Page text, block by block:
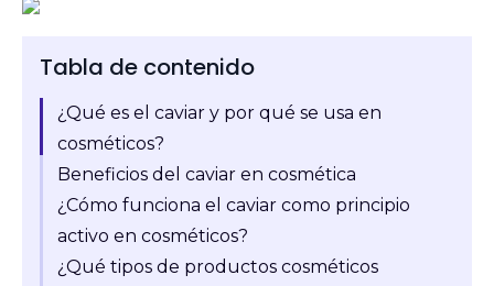
Tabla de contenido
¿Qué es el caviar y por qué se usa en
cosméticos?
Beneficios del caviar en cosmética
¿Cómo funciona el caviar como principio
activo en cosméticos?
¿Qué tipos de productos cosméticos